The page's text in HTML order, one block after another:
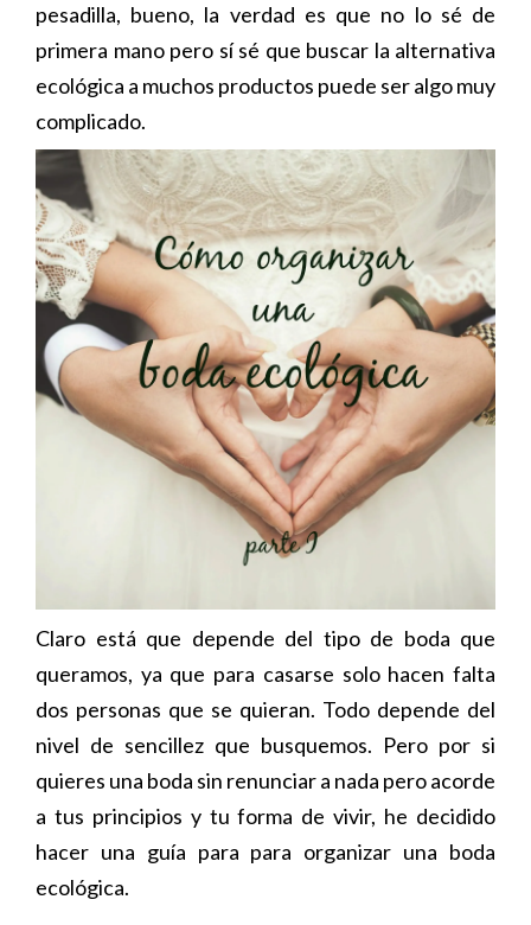
pesadilla, bueno, la verdad es que no lo sé de
primera mano pero sí sé que buscar la alternativa
ecológica a muchos productos puede ser algo muy
complicado.
Claro está que depende del tipo de boda que
queramos, ya que para casarse solo hacen falta
dos personas que se quieran. Todo depende del
nivel de sencillez que busquemos. Pero por si
quieres una boda sin renunciar a nada pero acorde
a tus principios y tu forma de vivir, he decidido
hacer una guía para para organizar una boda
ecológica.